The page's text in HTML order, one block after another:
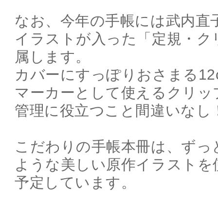
なお、今年の手帳には武内直
イラストが入った「定規・
属します。
カバーにすっぽりおさまる
マーカーとして使えるクリ
管理に役立つこと間違いなし
こだわりの手帳本冊は、ず
ような美しい原作イラスト
予定しています。